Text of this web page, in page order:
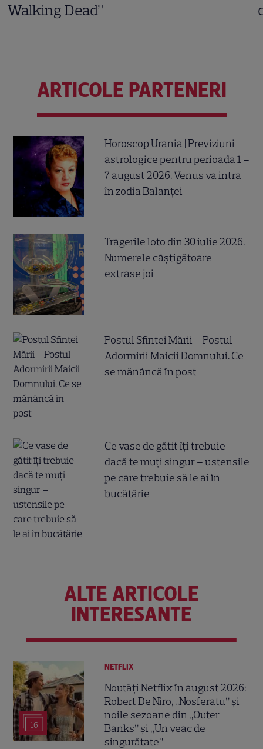
Walking Dead”
ARTICOLE PARTENERI
Horoscop Urania | Previziuni
astrologice pentru perioada 1 –
7 august 2026. Venus va intra
în zodia Balanței
Tragerile loto din 30 iulie 2026.
Numerele câştigătoare
extrase joi
Postul Sfintei Mării – Postul
Adormirii Maicii Domnului. Ce
se mănâncă în post
Ce vase de gătit îți trebuie
dacă te muți singur – ustensile
pe care trebuie să le ai în
bucătărie
ALTE ARTICOLE
INTERESANTE
16
NETFLIX
Noutăți Netflix în august 2026:
Robert De Niro, „Nosferatu” și
noile sezoane din „Outer
Banks” și „Un veac de
singurătate”